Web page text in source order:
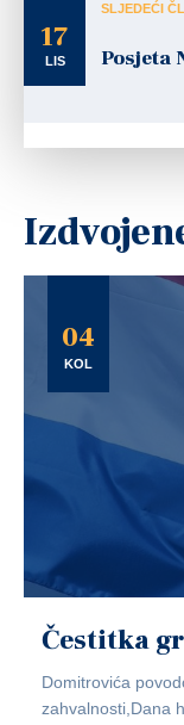
17
LIS
SLJEDEĆI
Posjeta
04
KOL
Čestitka
Domitrovića
zahvalnosti,Dana